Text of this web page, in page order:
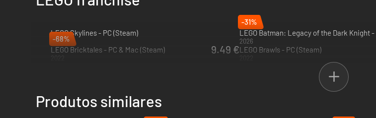
LEGO Skylines - PC (Steam)
2027
-31%
2026
-68%
LEGO Bricktales - PC & Mac (Steam)
9.49 €LEGO Brawls - PC (Steam)
Produtos similares